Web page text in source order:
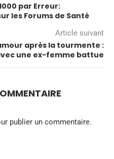
par Erreur:
les Forums de Santé
Article suivant
après la tourmente :
une ex-femme battue
publier un commentaire.